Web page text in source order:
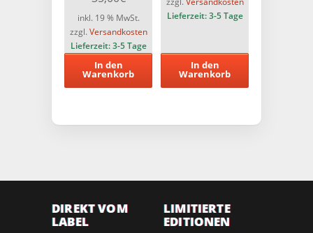
Original ASTRO
Medienbuch-
Cover E –
Limitiert auf 99
Stück – 4K auf
Blu-ray
inkl. 19 % MwSt.
zzgl. Versandkosten
Lieferzeit:3-5 Tage
In den
Warenkorb
Sammelcoupon –
Limitiert auf 666
Lieferzeit:3-5 Tage
In den
Warenkorb
DIREKT VOM
LABEL
LIMITIERTE
EDITIONEN